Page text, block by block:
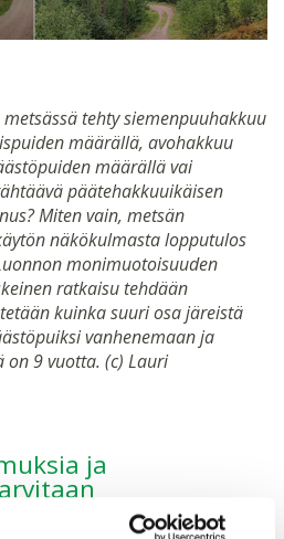
tehty siemenpuuhakkuu
määrällä, avohakkuu
määrällä vai
päätehakkuuikäisen
Miten vain, metsän
näkökulmasta lopputulos
monimuotoisuuden
ratkaisu tehdään
kuinka suuri osa järeistä
vanhenemaan ja
on 9 vuotta. (c) Lauri
ja